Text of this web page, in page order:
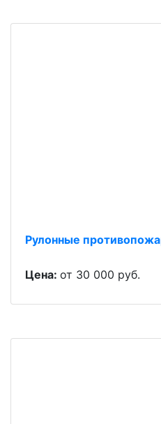
Рулонные
Цена: от 30 000 руб.